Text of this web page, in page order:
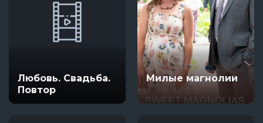
Любовь. Свадьба.
Повтор
Милые магнолии